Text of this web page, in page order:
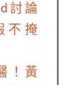
討論
不掩
！黃